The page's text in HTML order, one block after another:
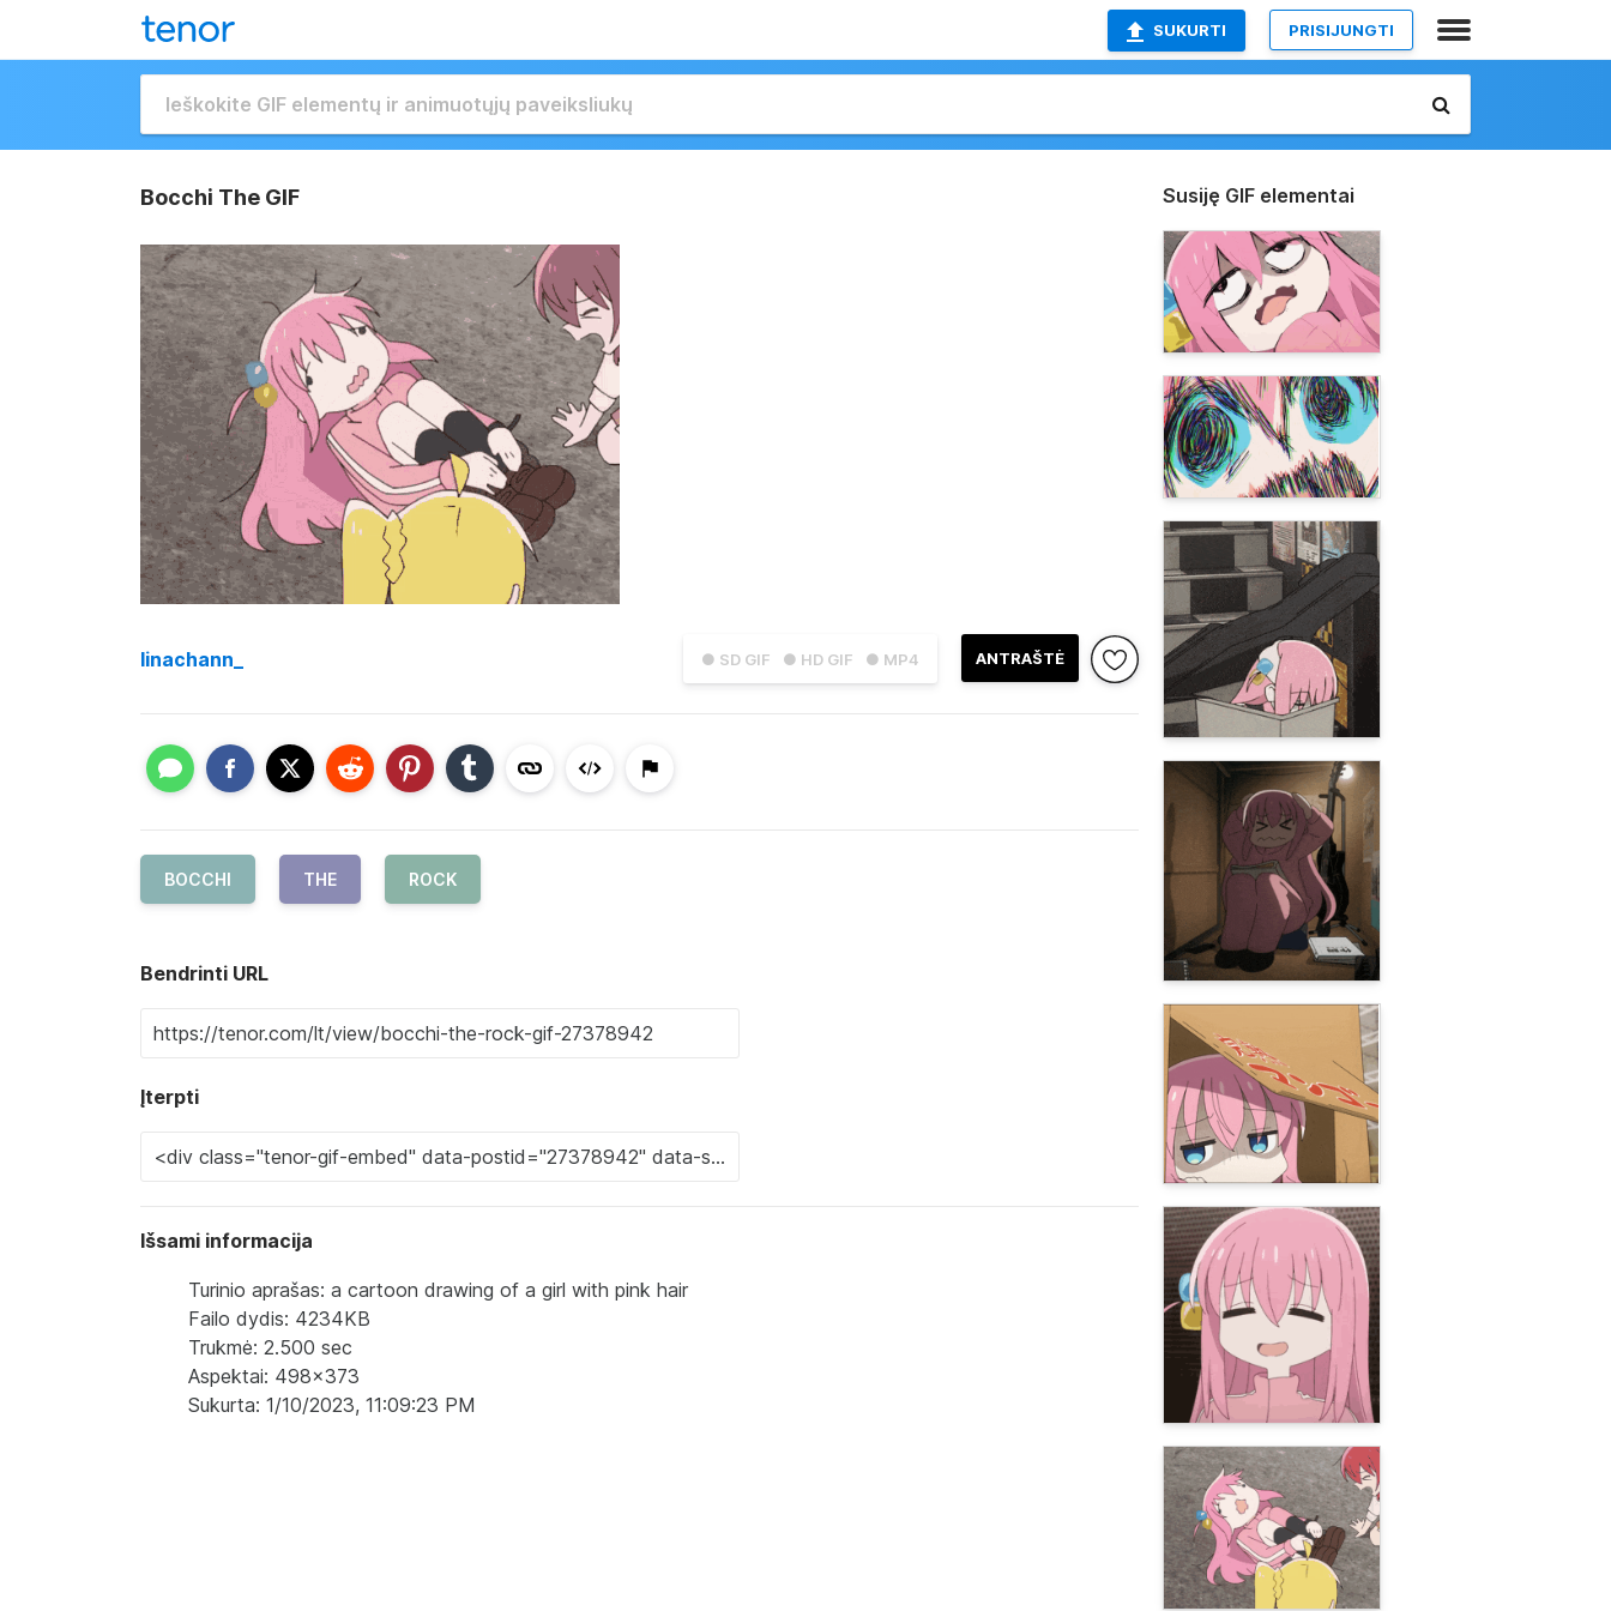
SUKURTI PRISIJUNGTI
Bocchi The GIF
● SD GIF ● HD GIF ● MP4 ANTRAŠTĖ
linachann_
BOCCHI THE ROCK
Bendrinti URL
Įterpti
Išsami informacija
Turinio aprašas: a cartoon drawing of a girl with pink hair
Failo dydis: 4234KB
Trukmė: 2.500 sec
Aspektai: 498x373
Sukurta: 1/10/2023, 11:09:23 PM
Susiję GIF elementai